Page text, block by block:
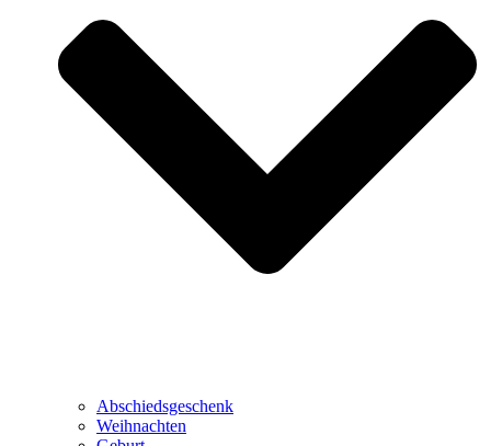
Abschiedsgeschenk
Weihnachten